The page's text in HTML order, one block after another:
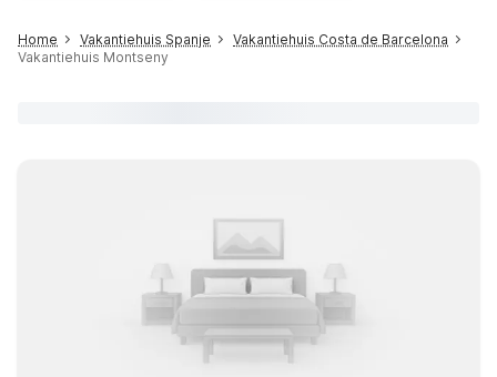
Home Vakantiehuis Spanje
Vakantiehuis Costa de Barcelona
Vakantiehuis Montseny